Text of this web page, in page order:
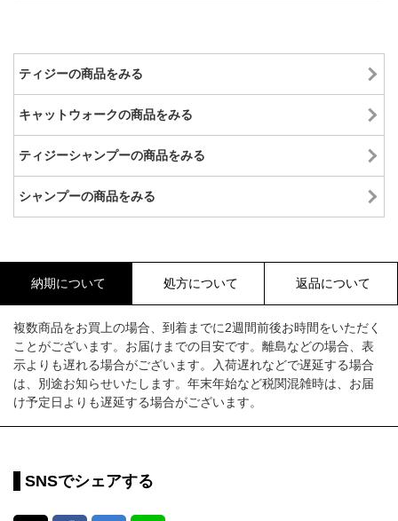
ティジーの商品をみる
キャットウォークの商品をみる
ティジーシャンプーの商品をみる
シャンプーの商品をみる
納期について 処方について 返品について
複数商品をお買上の場合、到着までに2週間前後お時間をいただく
ことがございます。お届けまでの目安です。離島などの場合、表
示よりも遅れる場合がございます。入荷遅れなどで遅延する場合
は、別途お知らせいたします。年末年始など税関混雑時は、お届
け予定日よりも遅延する場合がございます。
SNSでシェアする